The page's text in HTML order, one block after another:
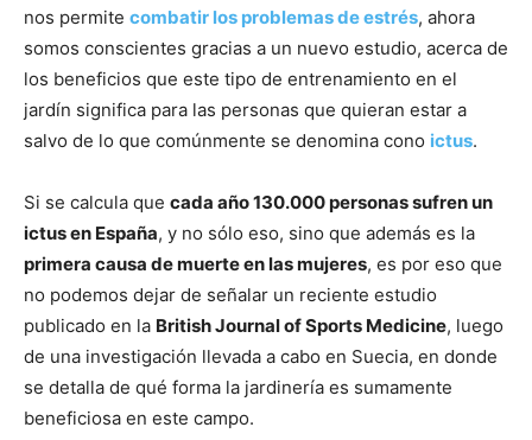
nos permite combatir los problemas de estrés, ahora
somos conscientes gracias a un nuevo estudio, acerca de
los beneficios que este tipo de entrenamiento en el
jardín significa para las personas que quieran estar a
salvo de lo que comúnmente se denomina cono ictus.
Si se calcula que cada año 130.000 personas sufren un
ictus en España, y no sólo eso, sino que además es la
primera causa de muerte en las mujeres, es por eso que
no podemos dejar de señalar un reciente estudio
publicado en la British Journal of Sports Medicine, luego
de una investigación llevada a cabo en Suecia, en donde
se detalla de qué forma la jardinería es sumamente
beneficiosa en este campo.